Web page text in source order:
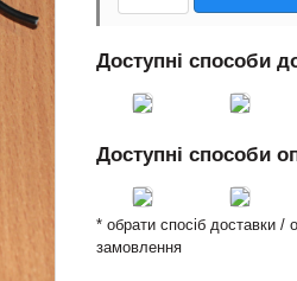
Доступні способи
Доступні способи
* обрати спосіб доставки
замовлення